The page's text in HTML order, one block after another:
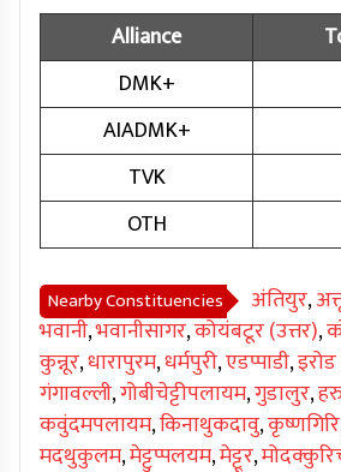
Alliance
DMK+
AIADMK+
TVK
OTH
Nearby Constituencies अंतियुर,
भवानी,भवानीसागर,कोयंबटूर (उत्तर),
कुन्नूर,धारापुरम,धर्मपुरी,एडप्पाडी,
गंगावल्ली,गोबीचेट्टीपलायम,गुडालुर,
कवुंदमपलायम,किनाथुकदावु,कृष्णगिरि
मदथुकुलम,मेट्टुप्पलयम,मेट्टूर,